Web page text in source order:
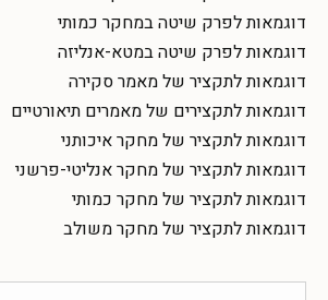
דוגמאות לפרק שיטה במחקר כמותי
דוגמאות לפרק שיטה במטא-אנליזה
דוגמאות לתקציר של מאמר סקירה
דוגמאות לתקצירים של מאמרים תיאורטיים
דוגמאות לתקציר של מחקר איכותני
דוגמאות לתקציר של מחקר אנליטי-פרשני
דוגמאות לתקציר של מחקר כמותי
דוגמאות לתקציר של מחקר משולב